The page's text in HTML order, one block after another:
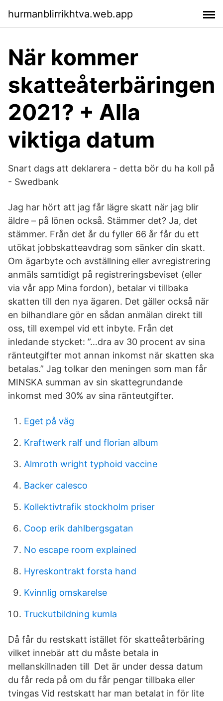
hurmanblirrikhtva.web.app
När kommer
skatteåterbäringen
2021? + Alla
viktiga datum
Snart dags att deklarera - detta bör du ha koll på
- Swedbank
Jag har hört att jag får lägre skatt när jag blir
äldre – på lönen också. Stämmer det? Ja, det
stämmer. Från det år du fyller 66 år får du ett
utökat jobbskatteavdrag som sänker din skatt.
Om ägarbyte och avställning eller avregistrering
anmäls samtidigt på registreringsbeviset (eller
via vår app Mina fordon), betalar vi tillbaka
skatten till den nya ägaren. Det gäller också när
en bilhandlare gör en sådan anmälan direkt till
oss, till exempel vid ett inbyte. Från det
inledande stycket: ”…dra av 30 procent av sina
ränteutgifter mot annan inkomst när skatten ska
betalas.” Jag tolkar den meningen som man får
MINSKA summan av sin skattegrundande
inkomst med 30% av sina ränteutgifter.
Eget på väg
Kraftwerk ralf und florian album
Almroth wright typhoid vaccine
Backer calesco
Kollektivtrafik stockholm priser
Coop erik dahlbergsgatan
No escape room explained
Hyreskontrakt forsta hand
Kvinnlig omskarelse
Truckutbildning kumla
Då får du restskatt istället för skatteåterbäring
vilket innebär att du måste betala in
mellanskillnaden till Det är under dessa datum
du får reda på om du får pengar tillbaka eller
tvingas Vid restskatt har man betalat in för lite